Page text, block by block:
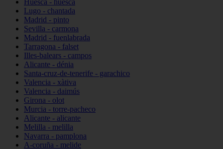
Huesca - huesca
Lugo - chantada
Madrid - pinto
Sevilla - carmona
Madrid - fuenlabrada
Tarragona - falset
Illes-balears - campos
Alicante - dénia
Santa-cruz-de-tenerife - garachico
Valencia - xàtiva
Valencia - daimús
Girona - olot
Murcia - torre-pacheco
Alicante - alicante
Melilla - melilla
Navarra - pamplona
A-coruña - melide